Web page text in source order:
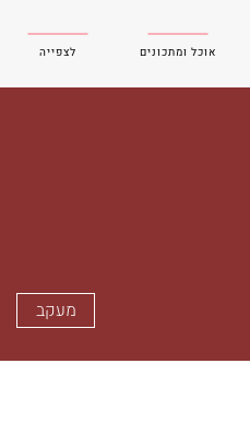
לצפייה אוכל ומתכונים
מעקב